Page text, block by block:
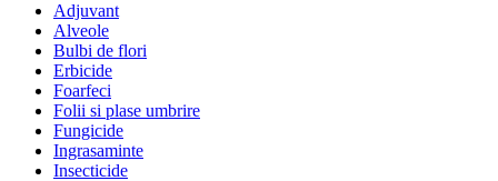
Adjuvant
Alveole
Bulbi de flori
Erbicide
Foarfeci
Folii si plase umbrire
Fungicide
Ingrasaminte
Insecticide